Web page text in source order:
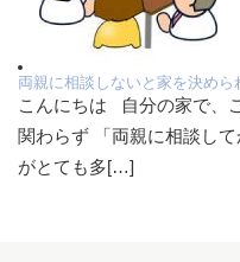
両親に相談しないと家を決めら
こんにちは 自分の家で、
関わらず 「両親に相談し
がとても多[…]